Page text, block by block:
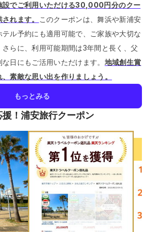
設でご利用いただける30,000円分のクー
れます。
このクーポンは、舞浜や新浦安
ル予約にも適用可能で、ご家族や大切な
さらに、利用可能期間は3年間と長く、父
日にもご活用いただけます。 地域創生賞
素敵な思い出を作りましょう。
もっとみる
！浦安旅行クーポン